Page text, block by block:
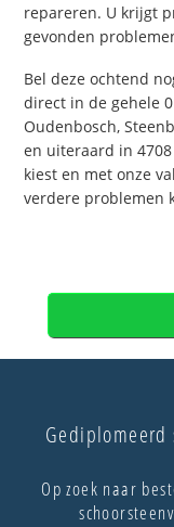
repareren. U krijgt
gevonden
Bel deze ochtend
direct in de gehele
Oudenbosch,
en uiteraard in 4708
kiest en met onze
verdere problemen
Gediplomeerd
Op zoek naar